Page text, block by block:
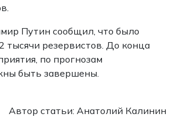
Путин сообщил, что было
тысячи резервистов. До конца
по прогнозам
быть завершены.
Автор статьи: Анатолий Калинин